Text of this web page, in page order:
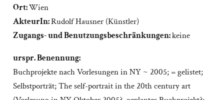
Ort:Wien
AkteurIn:Rudolf Hausner (Künstler)
Zugangs- und Benutzungsbeschränkungen:keine
urspr. Benennung:
Buchprojekte nach Vorlesungen in NY ~ 2005; = gelistet;
Selbstporträt; The self-portrait in the 20th century art